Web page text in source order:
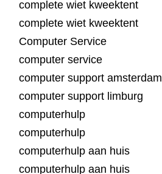
complete wiet kweektent
complete wiet kweektent
Computer Service
computer service
computer support amsterdam
computer support limburg
computerhulp
computerhulp
computerhulp aan huis
computerhulp aan huis